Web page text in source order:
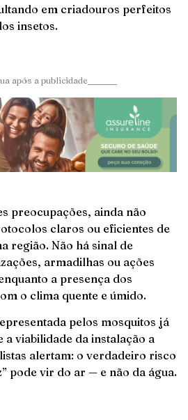
em criadouros perfeitos
insetos.
após a publicidade_______
preocupações, ainda não
claros ou eficientes de
região. Não há sinal de
armadilhas ou ações
a presença dos
o clima quente e úmido.
pelos mosquitos já
a viabilidade da instalação a
alertam: o verdadeiro risco
pode vir do ar — e não da água.